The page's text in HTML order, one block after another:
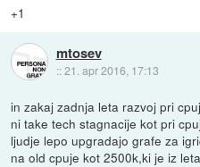
+1
mtosev
::21. apr 2016, 17:13
in zakaj zadnja leta razvoj pri
ni take tech stagnacije kot pri
ljudje lepo upgradajo grafe za
na old cpuje kot 2500k,ki je iz